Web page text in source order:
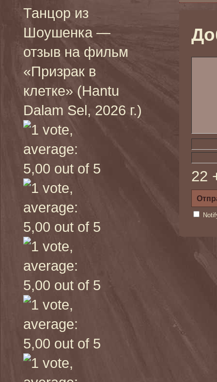
Танцор из
Шоушенка —
отзыв на фильм
«Призрак в
клетке» (Hantu
Dalam Sel, 2026 г.)
22